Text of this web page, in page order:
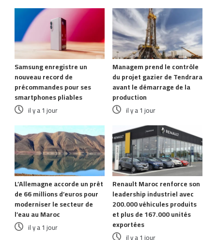
Samsung enregistre un
nouveau record de
précommandes pour ses
smartphones pliables
il y a 1 jour
Managem prend le contrôle
du projet gazier de Tendrara
avant le démarrage de la
production
il y a 1 jour
L’Allemagne accorde un prêt
de 66 millions d’euros pour
moderniser le secteur de
l’eau au Maroc
il y a 1 jour
Renault Maroc renforce son
leadership industriel avec
200.000 véhicules produits
et plus de 167.000 unités
exportées
il y a 1 jour